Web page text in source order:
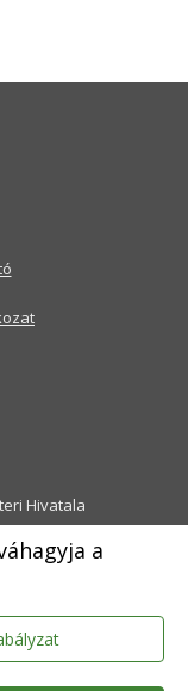
a
Hivatala
300
301